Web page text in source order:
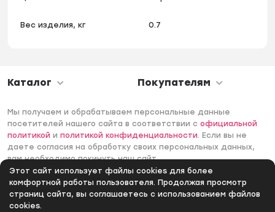
Этот сайт использует файлы cookies для более
комфортной работы пользователя. Продолжая просмотр
страниц сайта, вы соглашаетесь с использованием файлов
cookies.
Вес изделия, кг 0.7
Каталог Покупателям
Мы получаем и обрабатываем персональные данные
посетителей нашего сайта в соответствии софициальной
политикой иполитикой конфиденциальности. Если вы не
даете согласия на обработку своих персональных данных,
вам необходимо покинуть наш сайт.
© 2006 -2026 Интернет-магазин Лантек. Все права
защищены.